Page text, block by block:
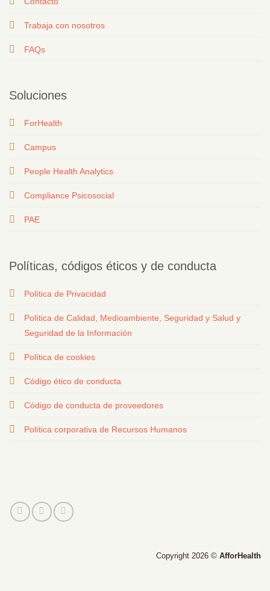
Trabaja con nosotros
FAQs
Soluciones
ForHealth
Campus
People Health Analytics
Compliance Psicosocial
PAE
Políticas, códigos éticos y de conducta
Política de Privacidad
Política de Calidad, Medioambiente, Seguridad y Salud y
Seguridad de la Información
Política de cookies
Código ético de conducta
Código de conducta de proveedores
Política corporativa de Recursos Humanos
Copyright 2026 © AfforHealth